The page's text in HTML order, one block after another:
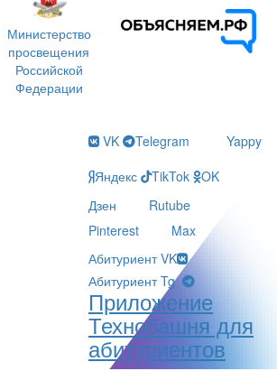
Министерство
просвещения
Российской
Федерации
VK Telegram
Yappy
Яндекс
TikTok
OK
Дзен
Rutube
Pinterest
Max
Абитуриент VK
Абитуриент Tg
Приложение
Технобашня для
абитуриентов